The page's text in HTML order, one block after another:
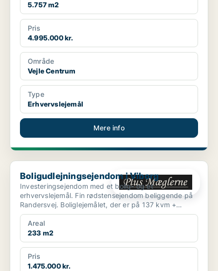
5.757 m2
Pris
4.995.000 kr.
Område
Vejle Centrum
Type
Erhvervslejemål
Mere info
Boligudlejningsejendom i Viborg
Boligudlejningsejendom i Viborg
Investeringsejendom med et bolig- og et
erhvervslejemål. Fin rødstensejendom beliggende på
Randersvej. Boliglejemålet, der er på 137 kvm +
kælder, ind...
Areal
233 m2
Pris
1.475.000 kr.